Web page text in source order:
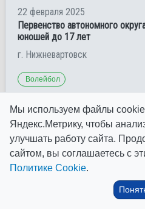
22 февраля 2025
Первенство автономного
юношей до 17 лет
г. Нижневартовск
Волейбол
Обновлено 1 год назад
Первенство автономного
Мы используем файлы
Яндекс.Метрику, чтобы
улучшать работу сайта.
сайтом, вы соглашаетесь с
Политике Cookie.